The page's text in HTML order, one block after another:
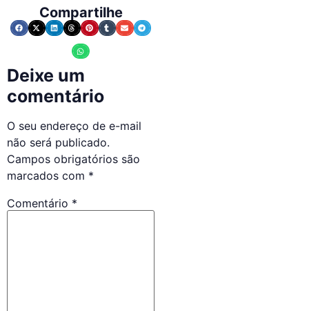
Compartilhe
Deixe um
comentário
O seu endereço de e-mail
não será publicado.
Campos obrigatórios são
marcados com *
Comentário *